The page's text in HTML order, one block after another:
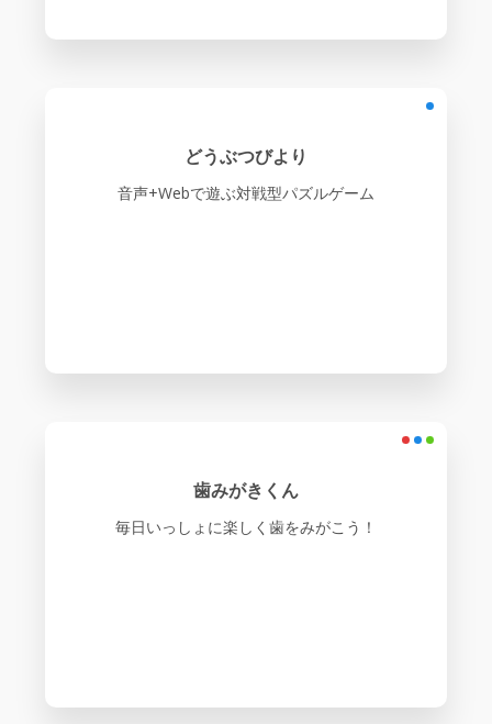
どうぶつびより
音声+Webで遊ぶ対戦型パズルゲーム
歯みがきくん
毎日いっしょに楽しく歯をみがこう！